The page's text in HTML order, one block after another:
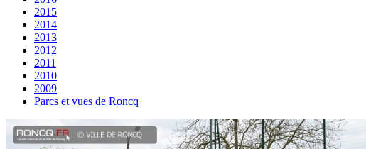
2015
2014
2013
2012
2011
2010
2009
Parcs et vues de Roncq